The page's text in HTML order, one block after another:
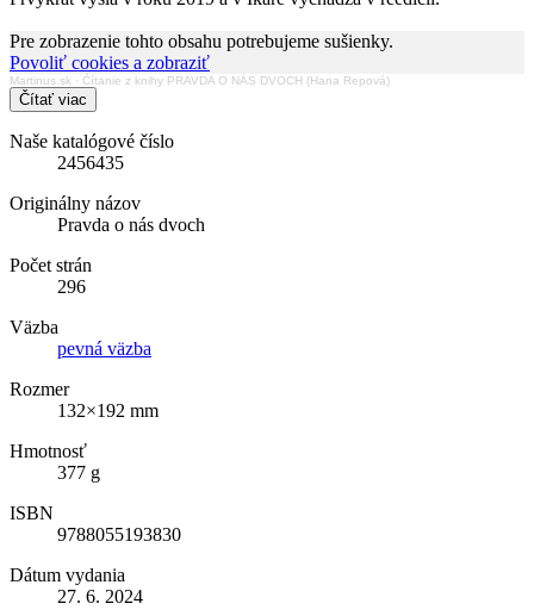
Pre zobrazenie tohto obsahu potrebujeme sušienky.
Povoliť cookies a zobraziť
Martinus.sk · Čítanie z knihy PRAVDA O NÁS DVOCH (Hana Repová)
Čítať viac
Naše katalógové číslo
2456435
Originálny názov
Pravda o nás dvoch
Počet strán
296
Väzba
pevná väzba
Rozmer
132×192 mm
Hmotnosť
377 g
ISBN
9788055193830
Dátum vydania
27. 6. 2024